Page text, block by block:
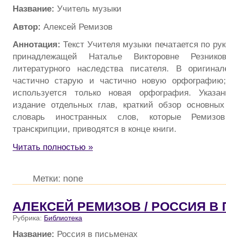
Название: Учитель музыки
Автор: Алексей Ремизов
Аннотация:Текст Учителя музыки печатается по
принадлежащей Наталье Викторовне
литературного наследства писателя. В
частично старую и частично новую
используется только новая орфография.
издание отдельных глав, краткий обзор
словарь иностранных слов, которые
транскрипции, приводятся в конце книги.
Читать полностью »
Метки: none
АЛЕКСЕЙ РЕМИЗОВ / РОССИЯ В
Рубрика: Библиотека
Название: Россия в письменах